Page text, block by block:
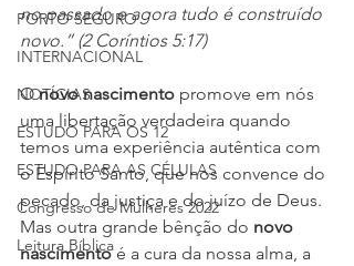
PORTO SEGURO
INTERNACIONAL
NOTÍCIAS
ESTUDO PARA OS 12
ESTUDO PARA AS CÉLULAS
Congresso de Mulheres 2022
Leitura Bíblica
no passado e agora tudo é construído
novo.” (2 Coríntios 5:17)
O novo nascimento promove em nós
uma libertação verdadeira quando
temos uma experiência autêntica com
o Espírito Santo, que nos convence do
pecado, da justiça e do juízo de Deus.
Mas outra grande bênção do novo
nascimento é a cura da nossa alma, a